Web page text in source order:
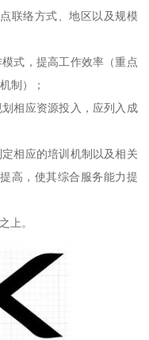
联络方式、地区以及规模
式，提高工作效率（重点
制）；
相应资源投入，应列入成
相应的培训机制以及相关
高，使其综合服务能力提
上。